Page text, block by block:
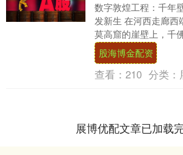
数字敦煌工程：千年
发新生 在河西走廊西
莫高窟的崖壁上，千
落。自十六国时期开
与彩塑承载着跨越....
股海博金配资
查看： 210 分类：
展博优配文章已加载